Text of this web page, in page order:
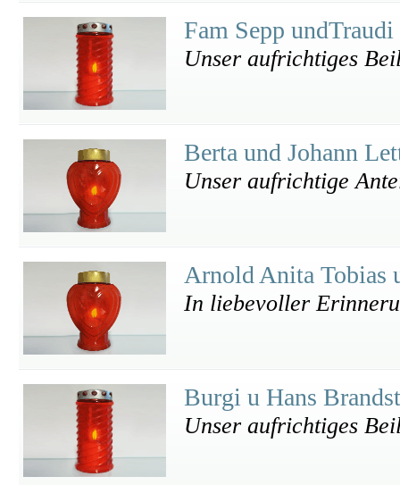
Fam Sepp
Unser aufrichtiges
Berta und Johann
Unser aufrichtige
Arnold Anita Tobias
In liebevoller
Burgi u Hans
Unser aufrichtiges